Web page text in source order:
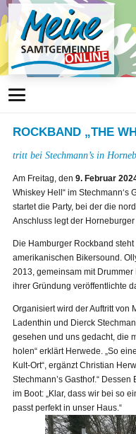
ROCKBAND „THE
tritt bei Stechmann’s in
Am Freitag, den 9. Februar
Whiskey Hell“ im Stechmann‘s
startet die Party, bei der die
Anschluss legt der Horneburger
Die Hamburger Rockband
amerikanischen Bikersound.
2013, gemeinsam mit
ihrer Gründung veröffentlichte
Organisiert wird der Auftritt von
Ladenthin und Dierck
gesehen und uns gedacht, die
holen“ erklärt Herwede. „So
Kult-Ort“, ergänzt Christian
Stechmann’s Gasthof.“
im Boot: „Klar, dass wir bei so
passt perfekt in unser Haus.“